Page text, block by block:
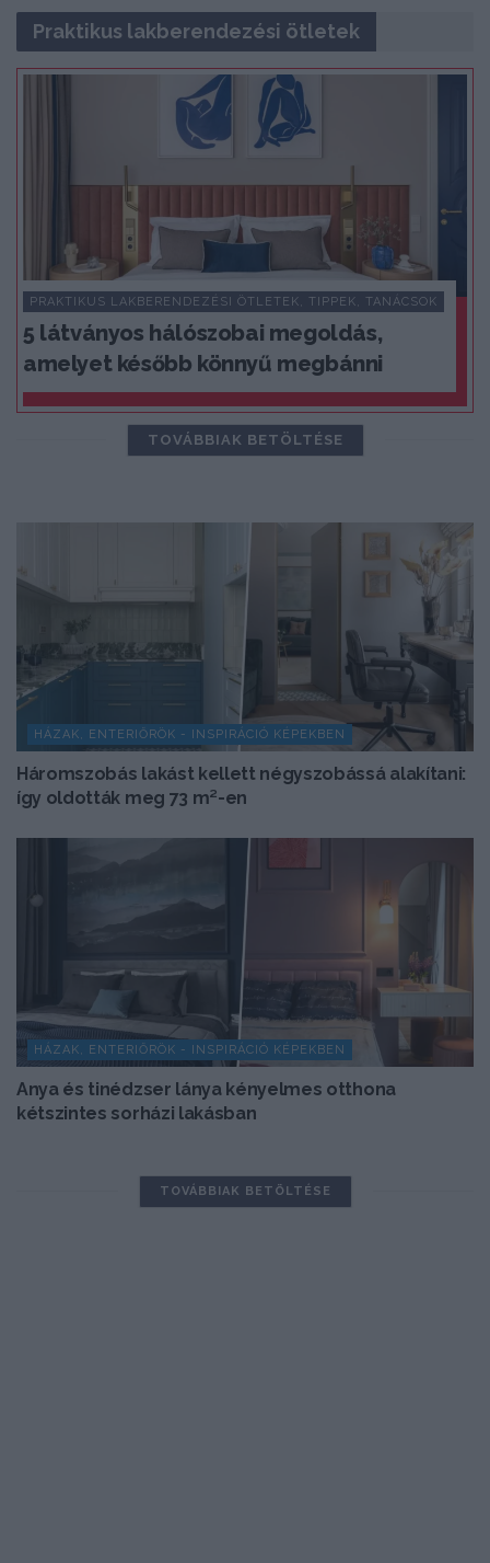
Praktikus lakberendezési ötletek
PRAKTIKUS LAKBERENDEZÉSI ÖTLETEK, TIPPEK, TANÁCSOK
5 látványos hálószobai megoldás,
amelyet később könnyű megbánni
TOVÁBBIAK BETÖLTÉSE
HÁZAK, ENTERIŐRÖK - INSPIRÁCIÓ KÉPEKBEN
Háromszobás lakást kellett négyszobássá alakítani:
így oldották meg 73 m²-en
HÁZAK, ENTERIŐRÖK - INSPIRÁCIÓ KÉPEKBEN
Anya és tinédzser lánya kényelmes otthona
kétszintes sorházi lakásban
TOVÁBBIAK BETÖLTÉSE